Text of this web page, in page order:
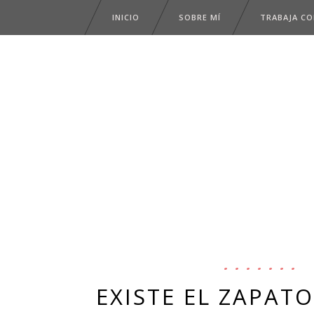
INICIO SOBRE MÍ TRABAJA
EXISTE EL